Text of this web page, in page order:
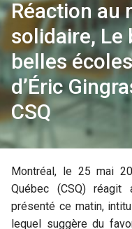
Réaction au
solidaire, Le
belles
d’Éric
CSQ
Montréal, le 25 mai
Québec (CSQ)
présenté ce matin,
lequel suggère du